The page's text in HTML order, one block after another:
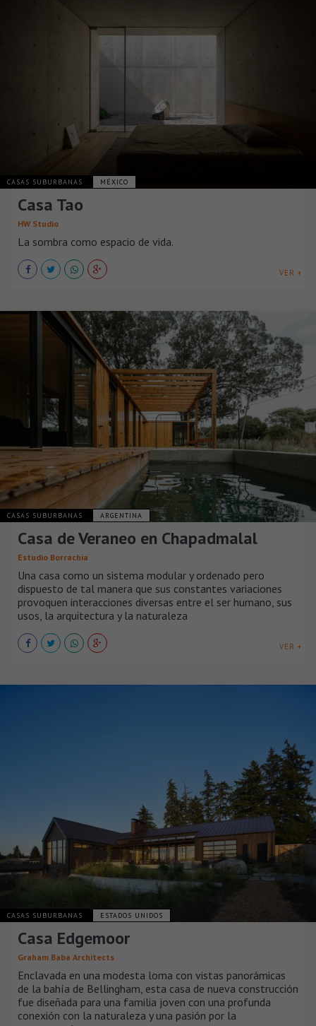
CASAS SUBURBANAS MÉXICO
Casa Tao
HW Studio
La sombra como espacio de vida.
VER +
CASAS SUBURBANAS ARGENTINA
Casa de Veraneo en Chapadmalal
Estudio Borrachia
Una casa como un sistema modular y ordenado pero
dispuesto de tal manera que sus constantes variaciones
provoquen interacciones diversas entre el ser humano, sus
usos, la arquitectura y la naturaleza
VER +
CASAS SUBURBANAS ESTADOS UNIDOS
Casa Edgemoor
Graham Baba Architects
Enclavada en una modesta loma con vistas panorámicas
de la bahía de Bellingham, esta casa de nueva construcción
fue diseñada para una familia joven con una profunda
conexión con la naturaleza y una pasión por la